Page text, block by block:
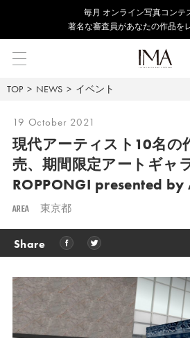
毎⽉ オンライン写真コンテ
著名な審査員があなたの作品を
TOP NEWS イベント
19 October 2021
現代アーティスト10名の
売、期間限定アートギャ
ROPPONGI presented by
AREA 東京都
Share